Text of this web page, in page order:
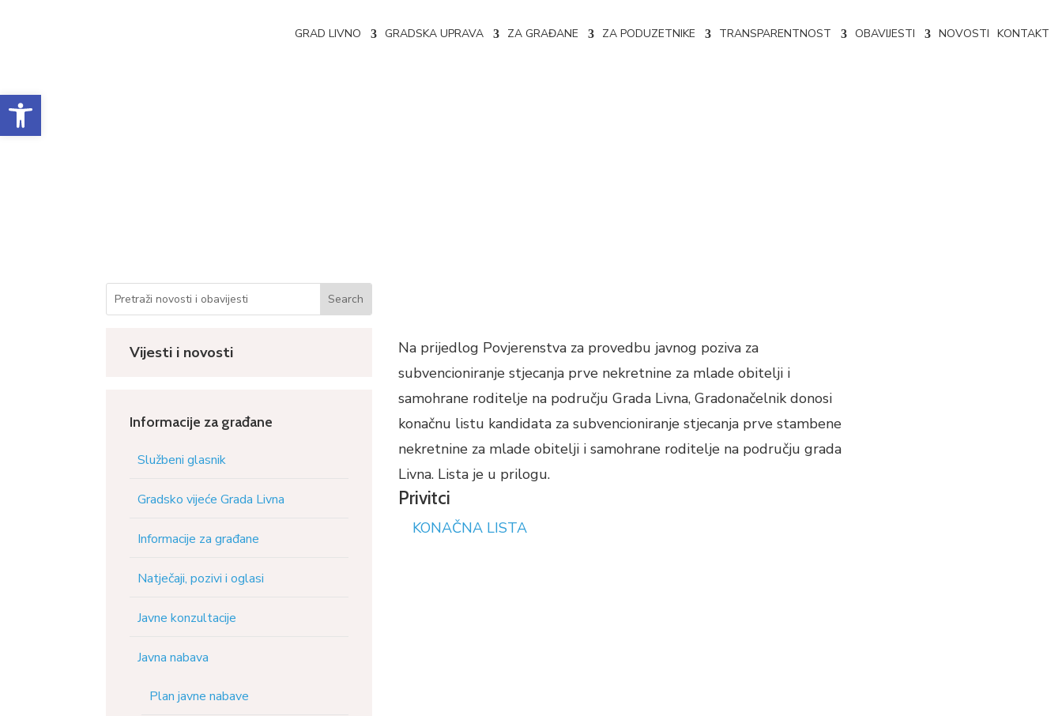
Open toolbar
GRAD LIVNO GRADSKA UPRAVA ZA GRAĐANE ZA PODUZETNIKE TRANSPARENTNOST OBAVIJESTI NOVOSTI KONTAKT
Vijesti i novosti
Informacije za građane
Službeni glasnik
Gradsko vijeće Grada Livna
Informacije za građane
Natječaji, pozivi i oglasi
Javne konzultacije
Javna nabava
Plan javne nabave
Na prijedlog Povjerenstva za provedbu javnog poziva za
subvencioniranje stjecanja prve nekretnine za mlade obitelji i
samohrane roditelje na području Grada Livna, Gradonačelnik donosi
konačnu listu kandidata za subvencioniranje stjecanja prve stambene
nekretnine za mlade obitelji i samohrane roditelje na području grada
Livna. Lista je u prilogu.
Privitci
KONAČNA LISTA